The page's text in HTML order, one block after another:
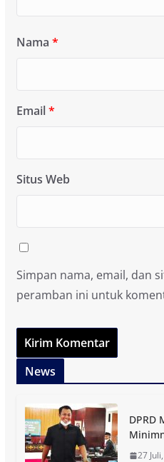
Nama *
Email*
Situs Web
Simpan nama, email, dan
peramban ini untuk
News
DPRD
27